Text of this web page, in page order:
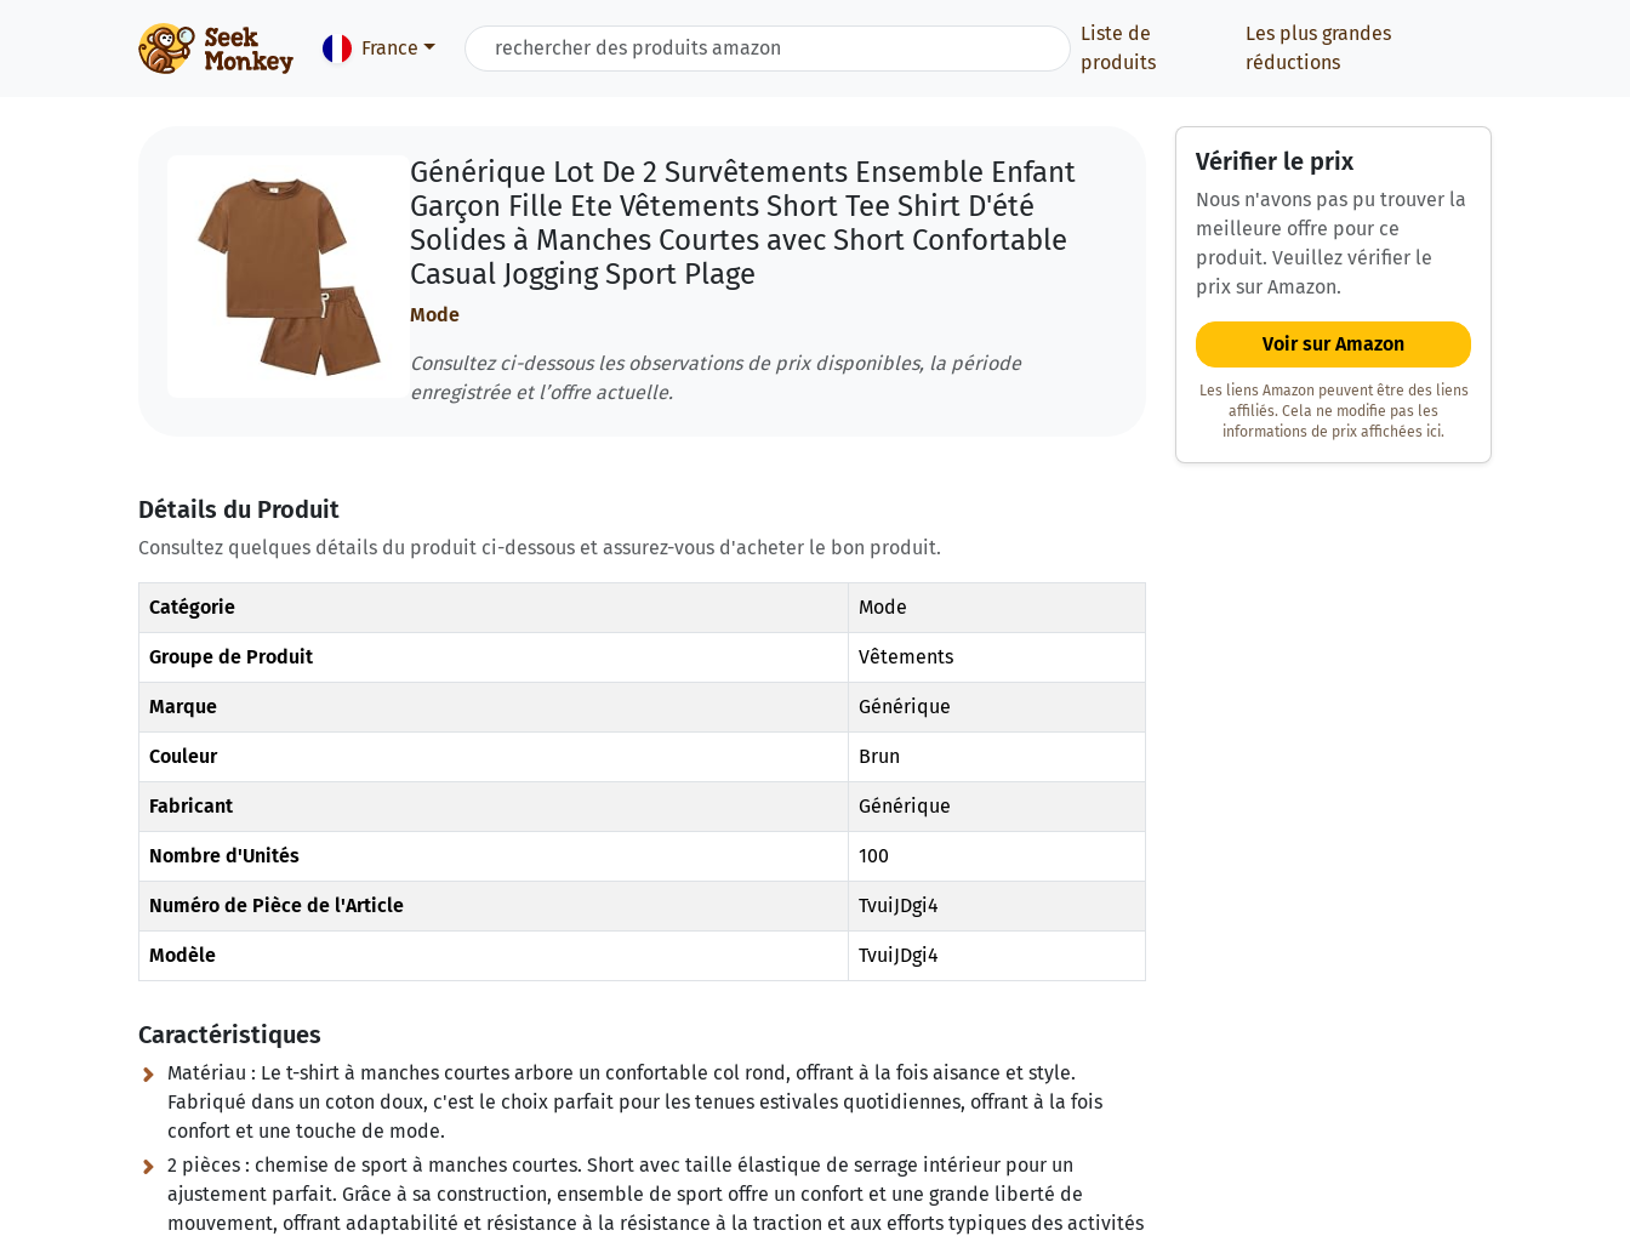
France
Liste de
produits
Les plus grandes
réductions
Générique Lot De 2 Survêtements Ensemble Enfant
Garçon Fille Ete Vêtements Short Tee Shirt D'été
Solides à Manches Courtes avec Short Confortable
Casual Jogging Sport Plage
Mode
Consultez ci-dessous les observations de prix disponibles, la période
enregistrée et l’offre actuelle.
Détails du Produit
Consultez quelques détails du produit ci-dessous et assurez-vous d'acheter le bon produit.
Catégorie Mode
Groupe de Produit Vêtements
Marque Générique
Couleur Brun
Fabricant Générique
Nombre d'Unités 100
Numéro de Pièce de l'Article TvuiJDgi4
Modèle TvuiJDgi4
Caractéristiques
Matériau : Le t-shirt à manches courtes arbore un confortable col rond, offrant à la fois aisance et style.
Fabriqué dans un coton doux, c'est le choix parfait pour les tenues estivales quotidiennes, offrant à la fois
confort et une touche de mode.
2 pièces : chemise de sport à manches courtes. Short avec taille élastique de serrage intérieur pour un
ajustement parfait. Grâce à sa construction, ensemble de sport offre un confort et une grande liberté de
mouvement, offrant adaptabilité et résistance à la résistance à la traction et aux efforts typiques des activités
Vérifier le prix
Nous n'avons pas pu trouver la
meilleure offre pour ce
produit. Veuillez vérifier le
prix sur Amazon.
Voir sur Amazon
Les liens Amazon peuvent être des liens
affiliés. Cela ne modifie pas les
informations de prix affichées ici.